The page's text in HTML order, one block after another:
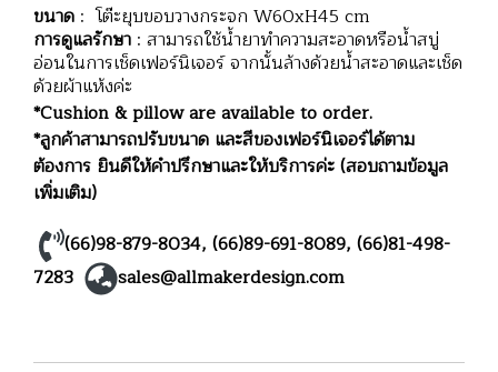
ขนาด : โต๊ะยุบขอบวางกระจก W60xH45 cm
การดูแลรักษา : สามารถใช้น้ำยาทำความสะอาดหรือน้ำสบู่
อ่อนในการเช็ดเฟอร์นิเจอร์ จากนั้นล้างด้วยน้ำสะอาดและเช็ด
ด้วยผ้าแห้งค่ะ
*Cushion & pillow are available to order.
*ลูกค้าสามารถปรับขนาด และสีของเฟอร์นิเจอร์ได้ตาม
ต้องการ ยินดีให้คำปรึกษาและให้บริการค่ะ (สอบถามข้อมูล
เพิ่มเติม)
(66)98-879-8034, (66)89-691-8089, (66)81-498-
7283
sales@allmakerdesign.com